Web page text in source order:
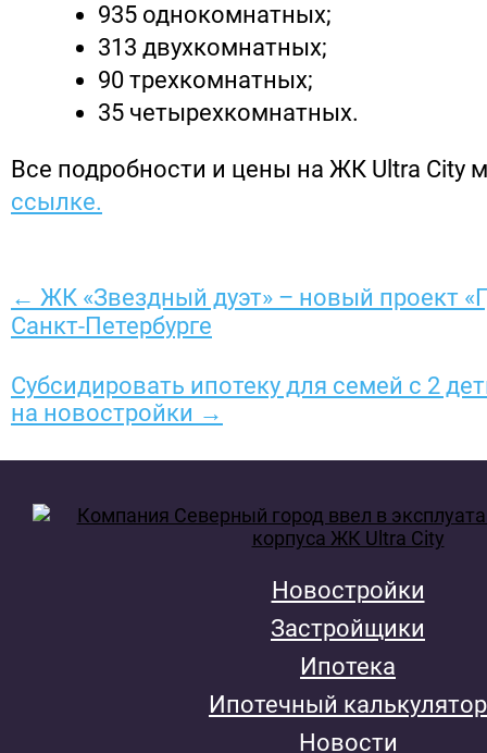
935 однокомнатных;
313 двухкомнатных;
90 трехкомнатных;
35 четырехкомнатных.
Все подробности и цены на ЖК Ultra City
ссылке.
← ЖК «Звездный дуэт» – новый проект
Санкт-Петербурге
Субсидировать ипотеку для семей с 2
на новостройки →
Новостройки
Застройщики
Ипотека
Ипотечный калькулятор
Новости